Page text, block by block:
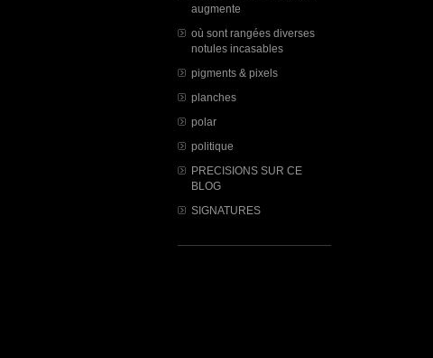
augmente
où sont rangées diverses
notules incasables
pigments & pixels
planches
polar
politique
PRECISIONS SUR CE
BLOG
SIGNATURES